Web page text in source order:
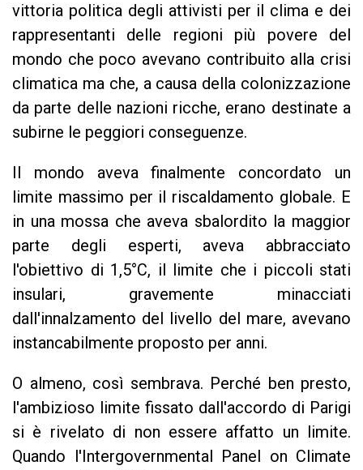
vittoria politica degli attivisti per il clima e dei
rappresentanti delle regioni più povere del
mondo che poco avevano contribuito alla crisi
climatica ma che, a causa della colonizzazione
da parte delle nazioni ricche, erano destinate a
subirne le peggiori conseguenze.
Il mondo aveva finalmente concordato un
limite massimo per il riscaldamento globale. E
in una mossa che aveva sbalordito la maggior
parte degli esperti, aveva abbracciato
l'obiettivo di 1,5°C, il limite che i piccoli stati
insulari, gravemente minacciati
dall'innalzamento del livello del mare, avevano
instancabilmente proposto per anni.
O almeno, così sembrava. Perché ben presto,
l'ambizioso limite fissato dall'accordo di Parigi
si è rivelato di non essere affatto un limite.
Quando l'Intergovernmental Panel on Climate